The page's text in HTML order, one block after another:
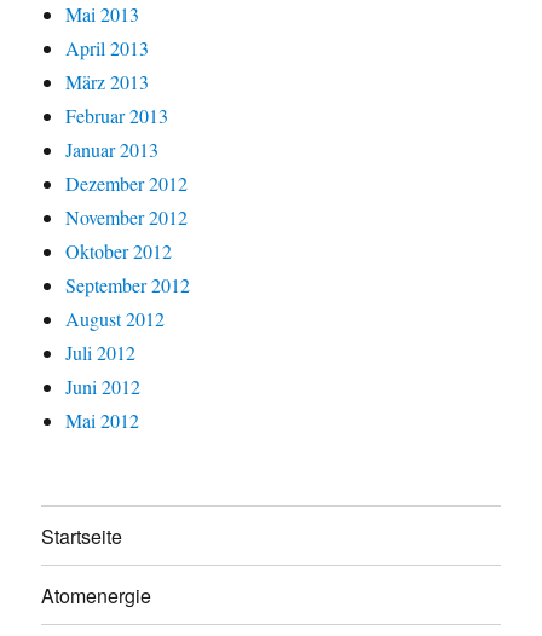
Mai 2013
April 2013
März 2013
Februar 2013
Januar 2013
Dezember 2012
November 2012
Oktober 2012
September 2012
August 2012
Juli 2012
Juni 2012
Mai 2012
Startseite
Atomenergie